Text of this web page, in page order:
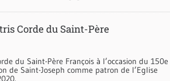
Corde du Saint-Père
du Saint-Père François à l’occasion du 150e
de Saint-Joseph comme patron de l’Eglise